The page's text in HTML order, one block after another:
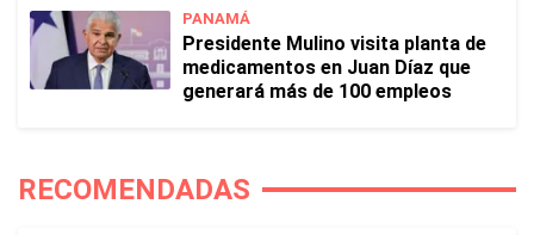
PANAMÁ
Presidente Mulino visita planta de
medicamentos en Juan Díaz que
generará más de 100 empleos
RECOMENDADAS